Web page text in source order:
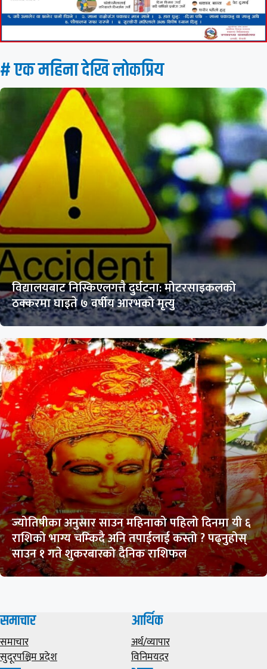
# एक महिना देखि लाेकप्रिय
विद्यालयबाट निस्किएलगत्तै दुर्घटना: मोटरसाइकलको
ठक्करमा घाइते ७ वर्षीय आरभको मृत्यु
ज्योतिषीका अनुसार साउन महिनाको पहिलो दिनमा यी ६
राशिको भाग्य चम्किदै अनि तपाईलाई कस्तो ? पढ्नुहोस्
साउन १ गते शुकरबारको दैनिक राशिफल
समाचार
समाचार
सुदूरपश्चिम प्रदेश
आर्थिक
अर्थ/व्यापार
विनिमयदर